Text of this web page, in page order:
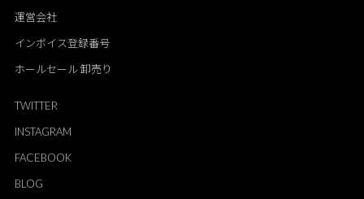
運営会社
インボイス登録番号
ホールセール 卸売り
TWITTER
INSTAGRAM
FACEBOOK
BLOG